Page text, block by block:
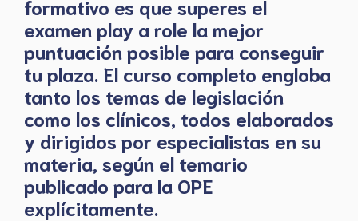
formativo es que superes el
examen play a role la mejor
puntuación posible para conseguir
tu plaza. El curso completo engloba
tanto los temas de legislación
como los clínicos, todos elaborados
y dirigidos por especialistas en su
materia, según el temario
publicado para la OPE
explícitamente.